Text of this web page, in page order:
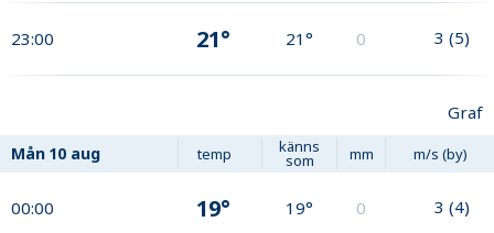
23:00 21° 21° 0 3 (5)
Graf
Mån 10 aug temp känns
som mm m/s (by)
00:00 19° 19° 0 3 (4)